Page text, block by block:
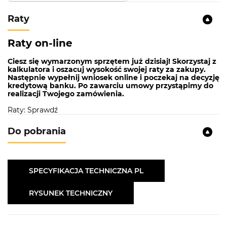
Bateria KWT 05A PO pasuje zarówno do
zlewozmywaków granitowych, jak i stalowych.
najbardziej i stwórz swoją idealna strefę zmywania.
Masz do wyboru nie tylko materiał z jakiego będzie
zlew: granit czy stal, ale również jego kolor. W
naszym asortymencie znajdziesz zlewozmywaki w
klasycznej czerni i bieli, jak również np w kolorze
Wzornictwo
Raty
Raty on-line
Ciesz się wymarzonym sprzętem już dzisiaj! Skorzystaj z
kalkulatora i oszacuj wysokość swojej raty za zakupy.
Następnie wypełnij wniosek online i poczekaj na decyzję
kredytową banku. Po zawarciu umowy przystąpimy do
realizacji Twojego zamówienia.
Raty: Sprawdź
Do pobrania
SPECYFIKACJA TECHNICZNA PL
RYSUNEK TECHNICZNY